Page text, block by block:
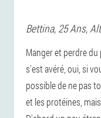
Bettina, 25 Ans,
Manger et perdre
s'est avéré, oui, si
possible de ne pas
et les protéines,